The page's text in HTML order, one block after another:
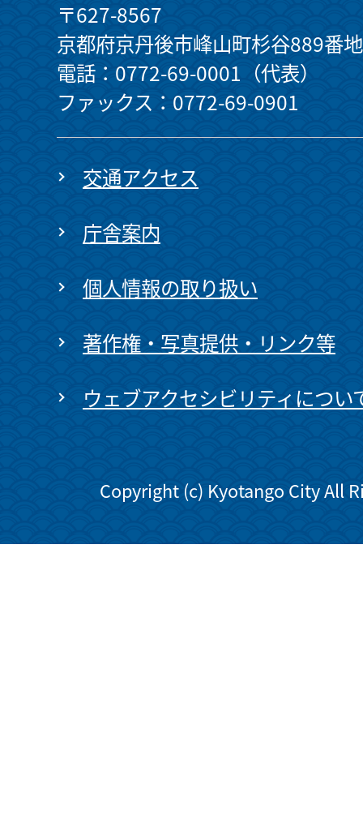
〒627-8567
京都府京丹後市峰山町杉谷889番地
電話：0772-69-0001（代表）
ファックス：0772-69-0901
交通アクセス
庁舎案内
個人情報の取り扱い
著作権・写真提供・リンク等
ウェブアクセシビリティについ
Copyright (c) Kyotango City All